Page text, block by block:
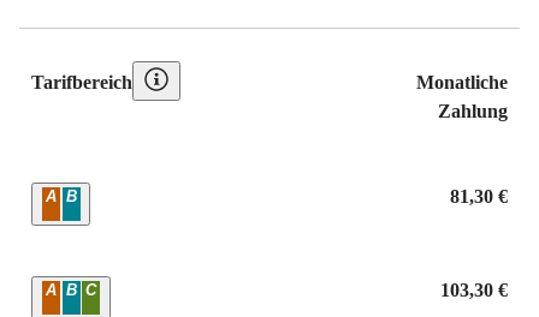
Tarifbereich
Monatliche
Zahlung
Zone
A B 81,30 €
Zone
A B C 103,30 €